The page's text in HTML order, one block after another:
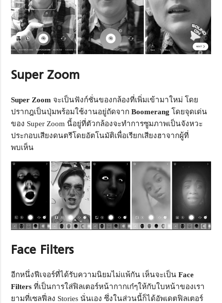
Super Zoom
Super Zoom จะเป็นฟังก์ชั่นของกล้องที่เพิ่มเข้ามาใหม่ โดย
ปรากฎเป็นปุ่มพร้อมใช้งานอยู่ถัดจาก Boomerang โดยจุดเด่น
ของ Super Zoom นี้อยู่ที่ตัวกล้องจะทำการซูมภาพเป็นจังหวะ
ประกอบเสียงดนตรีโดยอัตโนมัติเพื่อเรียกเสียงฮาจากผู้ที่
พบเห็น
Face Filters
อีกหนึ่งฟีเจอร์ที่ได้รับความนิยมไม่แพ้กัน เห็นจะเป็นFace
Filters ที่เป็นการใส่ฟิลเตอร์หน้ากากเก๋ๆให้กับใบหน้าของเรา
ยามที่เซลฟี่ลง Stories นั่นเอง ซึ่งในส่วนนี้ก็ได้อัพเดตฟิลเตอร์